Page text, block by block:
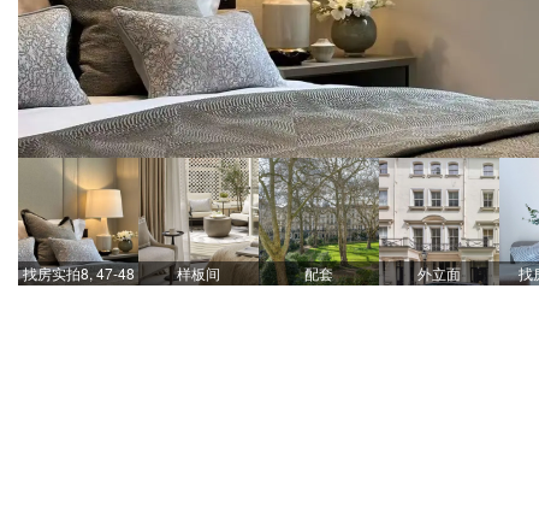
找房实拍8, 47-48 样板间 配套 外立面 找